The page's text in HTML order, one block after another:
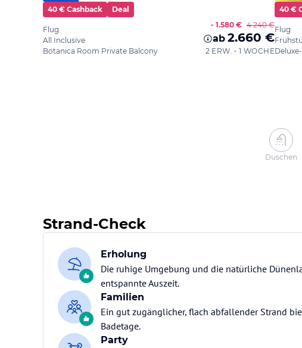
40 € Cashback
Deal
Flug
All Inclusive
Botanica Room Private Balcony
- 1.580 € 4.240 €
ab 2.660 €
2 ERW. • 1 WOCHE
40 €
Flug
Duschen
Strand-Check
Erholung
Die ruhige Umgebung und die natürliche
entspannte Auszeit.
Familien
Ein gut zugänglicher, flach abfallender Strand
Badetage.
Party